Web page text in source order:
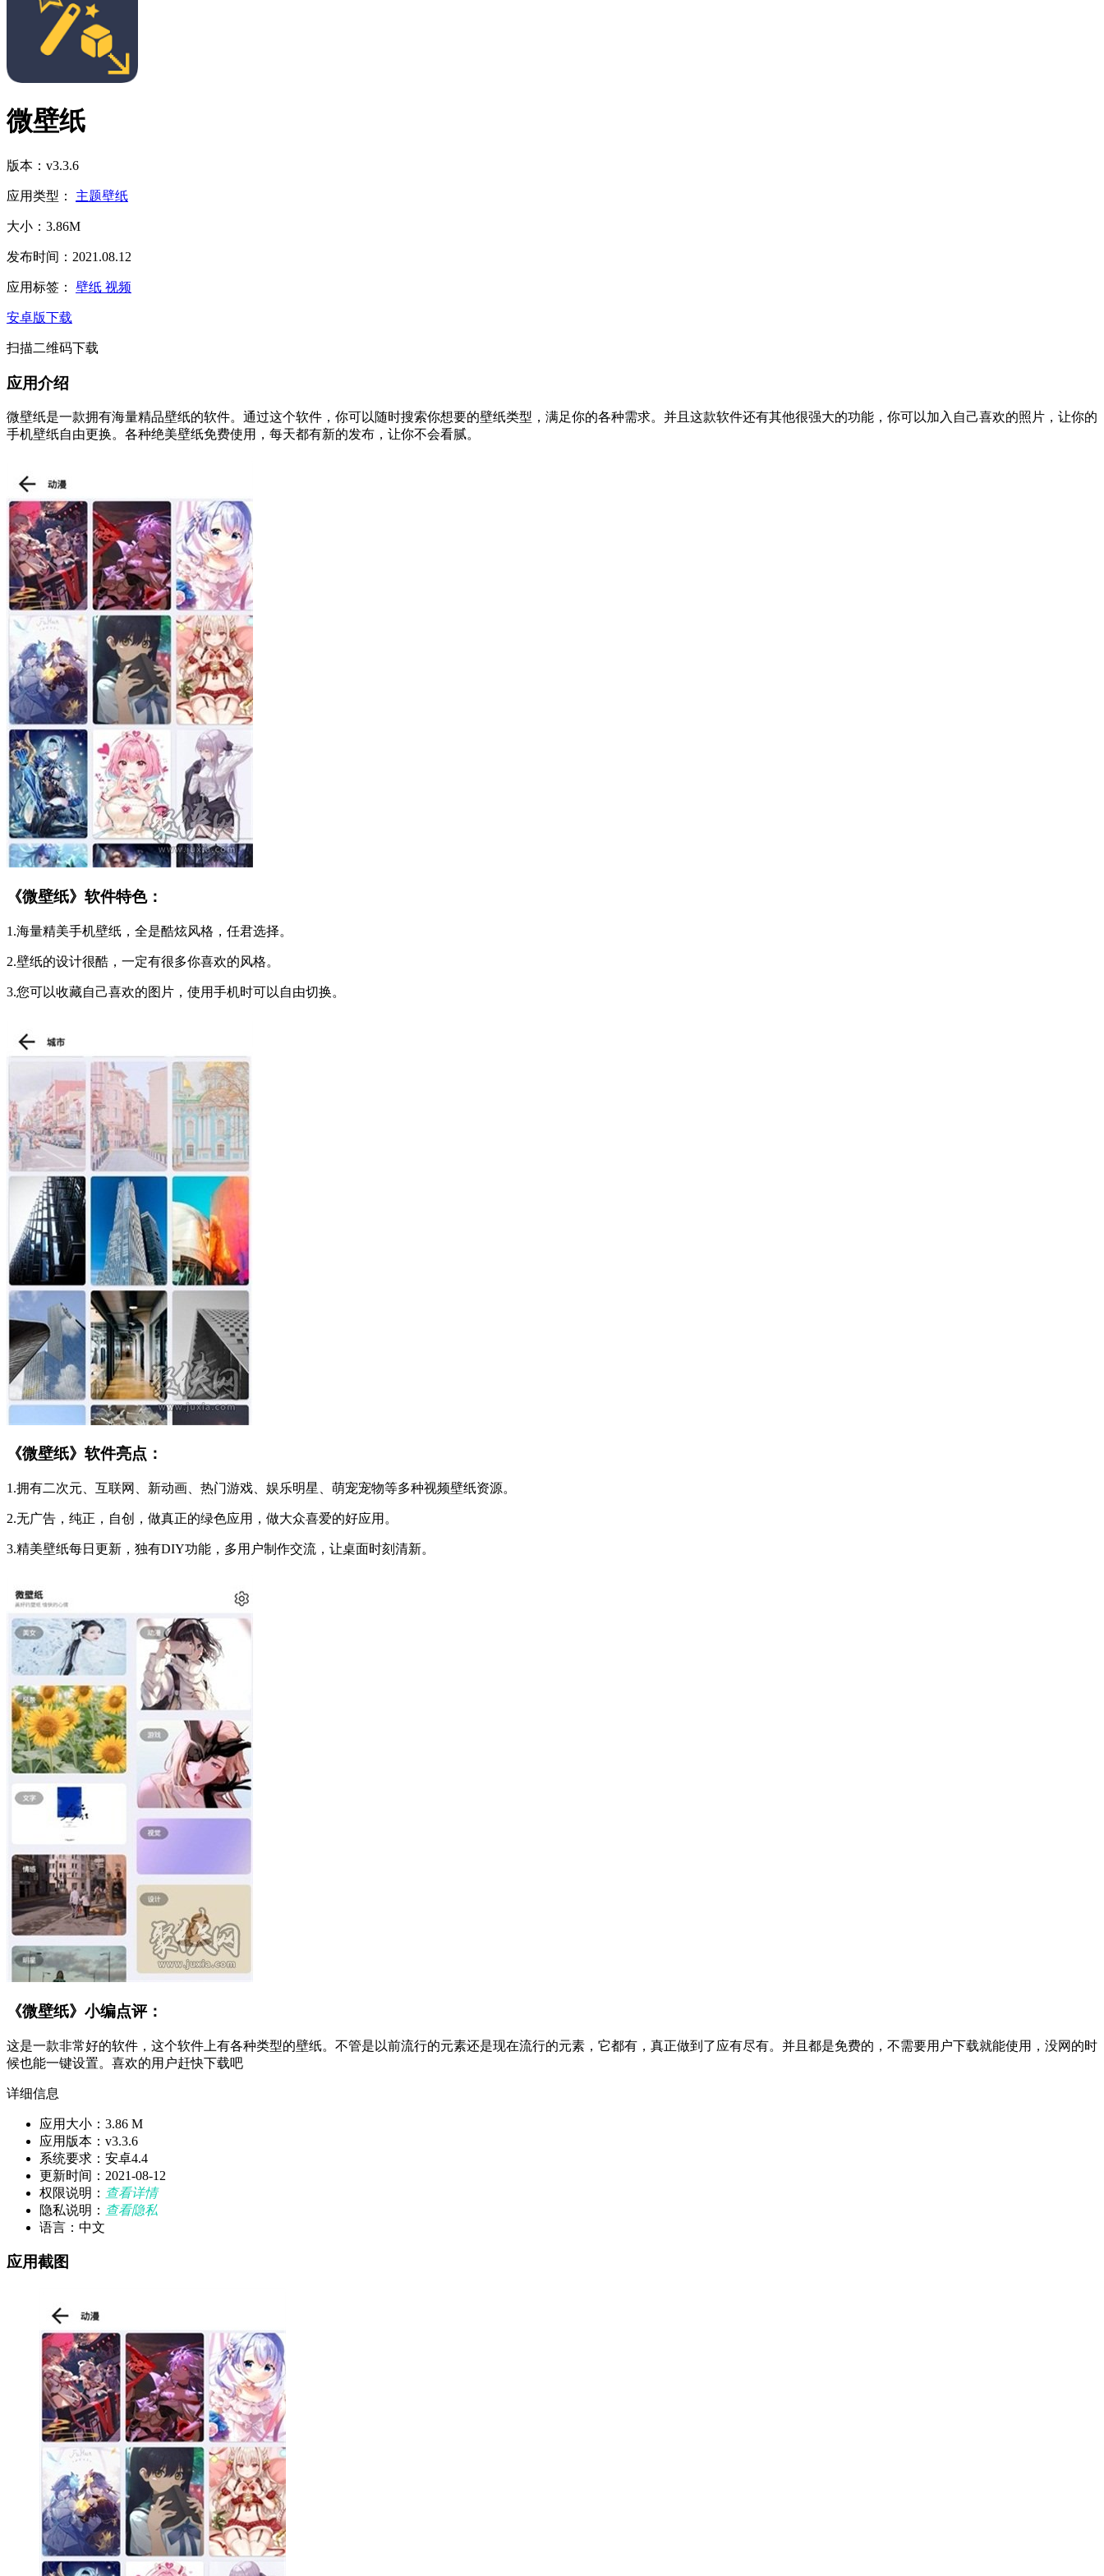
微壁纸
版本：v3.3.6
应用类型： 主题壁纸
大小：3.86M
发布时间：2021.08.12
应用标签： 壁纸 视频
安卓版下载
扫描二维码下载
应用介绍
微壁纸是一款拥有海量精品壁纸的软件。通过这个软件，你可以随时搜索你想要的壁纸类型，满足你的各种需求。并且这款软件还有其他很强大的功能，你可以加入自己喜欢的照片，让你的
手机壁纸自由更换。各种绝美壁纸免费使用，每天都有新的发布，让你不会看腻。
《微壁纸》软件特色：
1.海量精美手机壁纸，全是酷炫风格，任君选择。
2.壁纸的设计很酷，一定有很多你喜欢的风格。
3.您可以收藏自己喜欢的图片，使用手机时可以自由切换。
《微壁纸》软件亮点：
1.拥有二次元、互联网、新动画、热门游戏、娱乐明星、萌宠宠物等多种视频壁纸资源。
2.无广告，纯正，自创，做真正的绿色应用，做大众喜爱的好应用。
3.精美壁纸每日更新，独有DIY功能，多用户制作交流，让桌面时刻清新。
《微壁纸》小编点评：
这是一款非常好的软件，这个软件上有各种类型的壁纸。不管是以前流行的元素还是现在流行的元素，它都有，真正做到了应有尽有。并且都是免费的，不需要用户下载就能使用，没网的时
候也能一键设置。喜欢的用户赶快下载吧
详细信息
应用大小：3.86 M
应用版本：v3.3.6
系统要求：安卓4.4
更新时间：2021-08-12
权限说明： 查看详情
隐私说明： 查看隐私
语言：中文
应用截图